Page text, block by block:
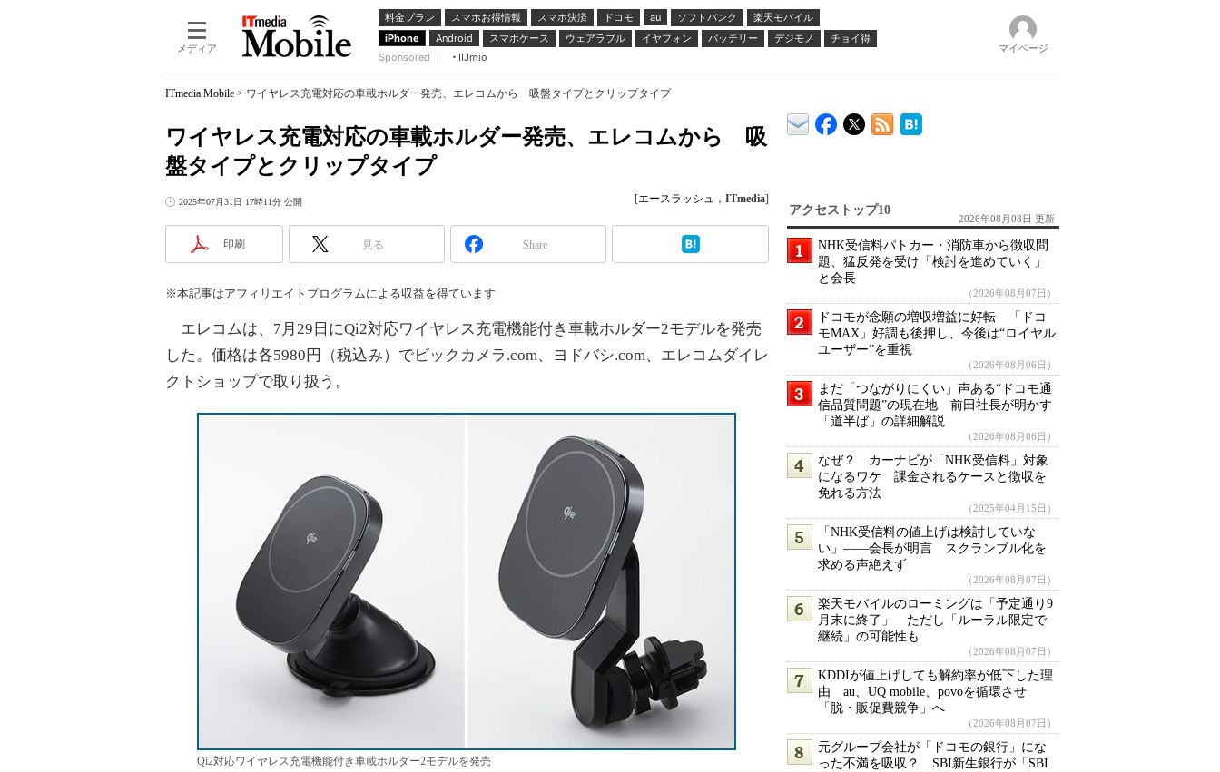
メディア
料金プラン スマホお得情報 スマホ決済 ドコモ au ソフトバンク
楽天モバイル
iPhone
Android スマホケース ウェアラブル イヤフォン バッテリー デジモノ
チョイ得
Sponsored ｜
IIJmio
マイページ
ITmedia Mobile > ワイヤレス充電対応の車載ホルダー発売、エレコムから 吸盤タイプとクリップタイプ
ワイヤレス充電対応の車載ホルダー発売、エレコムから 吸
盤タイプとクリップタイプ
2025年07月31日 17時11分 公開 [エースラッシュ ， ITmedia]
印刷 見る Share
※本記事はアフィリエイトプログラムによる収益を得ています
エレコムは、7月29日にQi2対応ワイヤレス充電機能付き車載ホルダー2モデルを発売
した。価格は各5980円（税込み）でビックカメラ.com、ヨドバシ.com、エレコムダイレ
クトショップで取り扱う。
Qi2対応ワイヤレス充電機能付き車載ホルダー2モデルを発売
アクセストップ10
2026年08月08日 更新
NHK受信料パトカー・消防車から徴収問
題、猛反発を受け「検討を進めていく」
と会長
（2026年08月07日）
ドコモが念願の増収増益に好転 「ドコ
モMAX」好調も後押し、今後は“ロイヤル
ユーザー”を重視
（2026年08月06日）
まだ「つながりにくい」声ある“ドコモ通
信品質問題”の現在地 前田社長が明かす
「道半ば」の詳細解説
（2026年08月06日）
なぜ？ カーナビが「NHK受信料」対象
になるワケ 課金されるケースと徴収を
免れる方法
（2025年04月15日）
「NHK受信料の値上げは検討していな
い」――会長が明言 スクランブル化を
求める声絶えず
（2026年08月07日）
楽天モバイルのローミングは「予定通り9
月末に終了」 ただし「ルーラル限定で
継続」の可能性も
（2026年08月07日）
KDDIが値上げしても解約率が低下した理
由 au、UQ mobile、povoを循環させ
「脱・販促費競争」へ
（2026年08月07日）
元グループ会社が「ドコモの銀行」にな
った不満を吸収？ SBI新生銀行が「SBI